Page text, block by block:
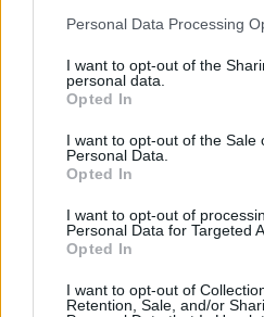
Personal Data Processing
I want to opt-out of the
personal data.
Opted In
I want to opt-out of the Sale
Personal Data.
Opted In
I want to opt-out of
Personal Data for Targeted
Opted In
I want to opt-out of
Retention, Sale, and/or
Προφανώς το υπάρχον
σχετικές δυσκολίες αλλά
ευρωπαϊκά προγράμματα
μπορούσαν να στηρίξουν
λειτουργία ενός Δημοτικού
Η διεθνής εμπειρία δείχνει